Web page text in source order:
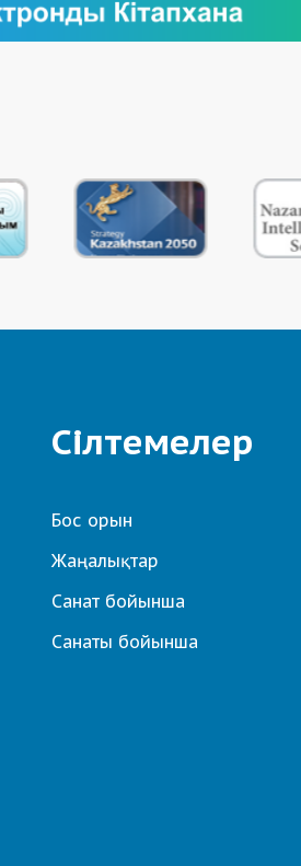
Сілтемелер
Бос орын
Жаңалықтар
Санат бойынша
Санаты бойынша